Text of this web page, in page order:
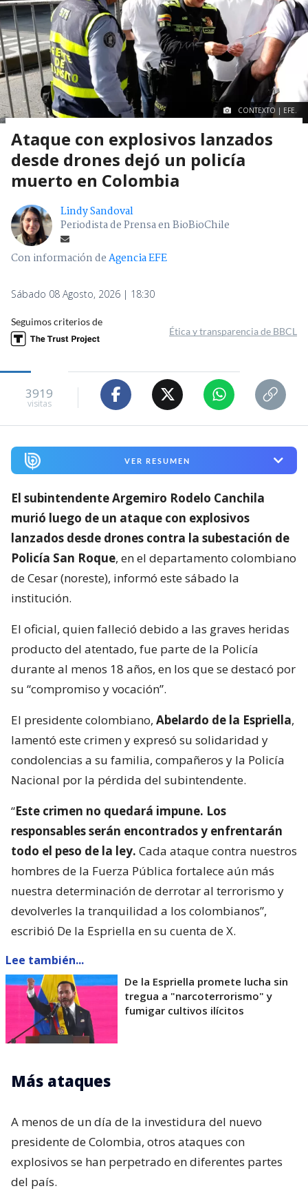
CONTEXTO | EFE.
Ataque con explosivos lanzados
desde drones dejó un policía
muerto en Colombia
Lindy Sandoval
Periodista de Prensa en BioBioChile
Con información deAgencia EFE
Sábado 08 Agosto, 2026 | 18:30
Seguimos criterios de
Ética y transparencia de BBCL
3919
visitas
VER RESUMEN
El subintendente Argemiro Rodelo Canchila
murió luego de un ataque con explosivos
lanzados desde drones contra la subestación de
Policía San Roque, en el departamento colombiano
de Cesar (noreste), informó este sábado la
institución.
El oficial, quien falleció debido a las graves heridas
producto del atentado, fue parte de la Policía
durante al menos 18 años, en los que se destacó por
su “compromiso y vocación”.
El presidente colombiano, Abelardo de la Espriella,
lamentó este crimen y expresó su solidaridad y
condolencias a su familia, compañeros y la Policía
Nacional por la pérdida del subintendente.
“Este crimen no quedará impune. Los
responsables serán encontrados y enfrentarán
todo el peso de la ley. Cada ataque contra nuestros
hombres de la Fuerza Pública fortalece aún más
nuestra determinación de derrotar al terrorismo y
devolverles la tranquilidad a los colombianos”,
escribió De la Espriella en su cuenta de X.
Lee también...
De la Espriella promete lucha sin
tregua a "narcoterrorismo" y
fumigar cultivos ilícitos
Más ataques
A menos de un día de la investidura del nuevo
presidente de Colombia, otros ataques con
explosivos se han perpetrado en diferentes partes
del país.